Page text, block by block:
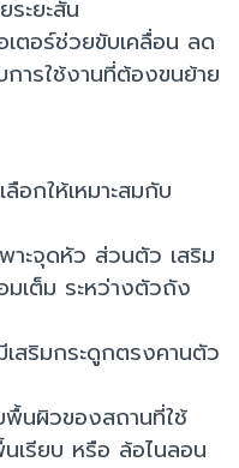
ระยะสั้น
ตอร์ช่วยขับเคลื่อน ลด
การใช้งานที่ต้องขนย้าย
กให้เหมาะสมกับ
าะจุดหัว ส่วนตัว เสริม
มเต็ม ระหว่างตัวถัง
สริมกระดูกตรงคานตัว
พื้นผิวของสถานที่ใช้
เรียบ หรือ ล้อไนลอน